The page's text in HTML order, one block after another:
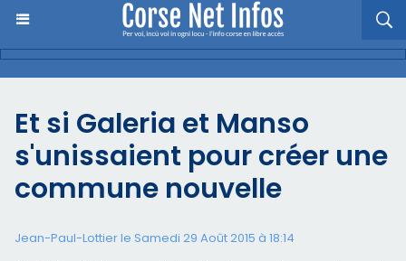
Et si Galeria et Manso
s'unissaient pour créer une
commune nouvelle
Jean-Paul-Lottier le Samedi 29 Août 2015 à 18:14